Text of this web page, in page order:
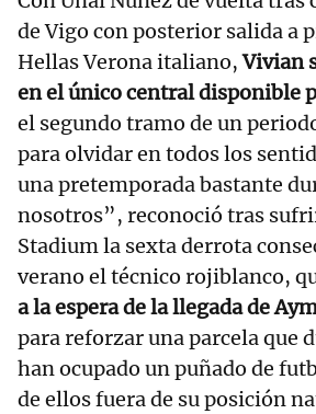
de Vigo con posterior salida a
Hellas Verona italiano,Vivian
en el único central disponible
el segundo tramo de un
para olvidar en todos los
una pretemporada bastante
nosotros”, reconoció tras
Stadium la sexta derrota
verano el técnico rojiblanco,
a la espera de la llegada de
para reforzar una parcela que
han ocupado un puñado de
de ellos fuera de su posición